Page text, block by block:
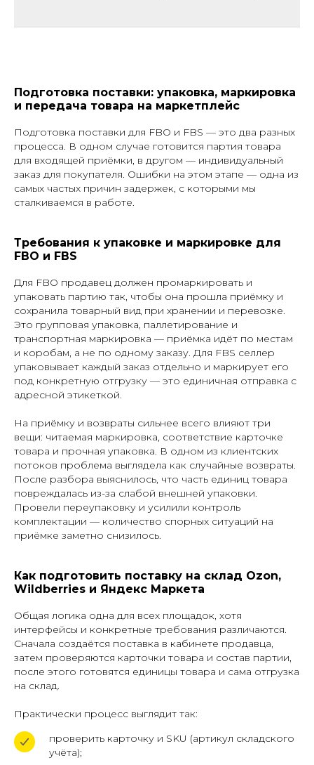
Подготовка поставки: упаковка, маркировка
и передача товара на маркетплейс
Подготовка поставки для FBO и FBS — это два разных
процесса. В одном случае готовится партия товара
для входящей приёмки, в другом — индивидуальный
заказ для покупателя. Ошибки на этом этапе — одна из
самых частых причин задержек, с которыми мы
сталкиваемся в работе.
Требования к упаковке и маркировке для
FBO и FBS
Для FBO продавец должен промаркировать и
упаковать партию так, чтобы она прошла приёмку и
сохранила товарный вид при хранении и перевозке.
Это групповая упаковка, паллетирование и
транспортная маркировка — приёмка идёт по местам
и коробам, а не по одному заказу. Для FBS селлер
упаковывает каждый заказ отдельно и маркирует его
под конкретную отгрузку — это единичная отправка с
адресной этикеткой.
На приёмку и возвраты сильнее всего влияют три
вещи: читаемая маркировка, соответствие карточке
товара и прочная упаковка. В одном из клиентских
потоков проблема выглядела как случайные возвраты.
После разбора выяснилось, что часть единиц товара
повреждалась из-за слабой внешней упаковки.
Провели переупаковку и усилили контроль
комплектации — количество спорных ситуаций на
приёмке заметно снизилось.
Как подготовить поставку на склад Ozon,
Wildberries и Яндекс Маркета
Общая логика одна для всех площадок, хотя
интерфейсы и конкретные требования различаются.
Сначала создаётся поставка в кабинете продавца,
затем проверяются карточки товара и состав партии,
после этого готовятся единицы товара и сама отгрузка
на склад.
Практически процесс выглядит так:
проверить карточку и SKU (артикул складского
учёта);